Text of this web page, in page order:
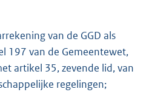
van de GGD als
197 van de Gemeentewet,
artikel 35, zevende lid, van
regelingen;